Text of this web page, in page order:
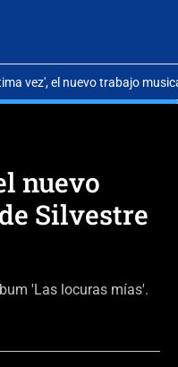
vez', el nuevo trabajo
nuevo
Silvestre
'Las locuras mías'.